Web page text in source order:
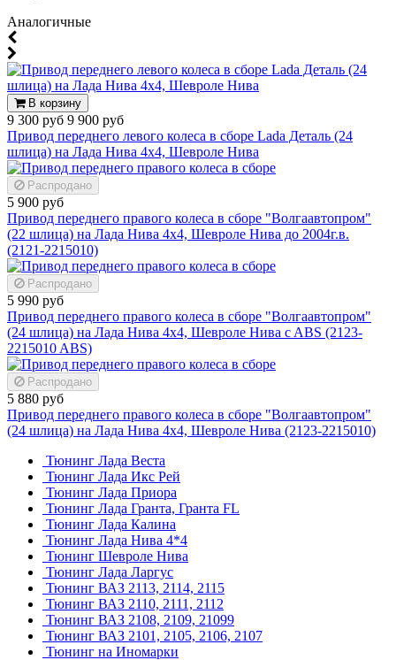
Аналогичные
В корзину
9 300 руб 9 900 руб
Привод переднего левого колеса в сборе Lada Деталь (24
шлица) на Лада Нива 4x4, Шевроле Нива
Распродано
5 900 руб
Привод переднего правого колеса в сборе "Волгаавтопром"
(22 шлица) на Лада Нива 4x4, Шевроле Нива до 2004г.в.
(2121-2215010)
Распродано
5 990 руб
Привод переднего правого колеса в сборе "Волгаавтопром"
(24 шлица) на Лада Нива 4x4, Шевроле Нива c ABS (2123-
2215010 ABS)
Распродано
5 880 руб
Привод переднего правого колеса в сборе "Волгаавтопром"
(24 шлица) на Лада Нива 4x4, Шевроле Нива (2123-2215010)
Тюнинг Лада Веста
Тюнинг Лада Икс Рей
Тюнинг Лада Приора
Тюнинг Лада Гранта, Гранта FL
Тюнинг Лада Калина
Тюнинг Лада Нива 4*4
Тюнинг Шевроле Нива
Тюнинг Лада Ларгус
Тюнинг ВАЗ 2113, 2114, 2115
Тюнинг ВАЗ 2110, 2111, 2112
Тюнинг ВАЗ 2108, 2109, 21099
Тюнинг ВАЗ 2101, 2105, 2106, 2107
Тюнинг на Иномарки